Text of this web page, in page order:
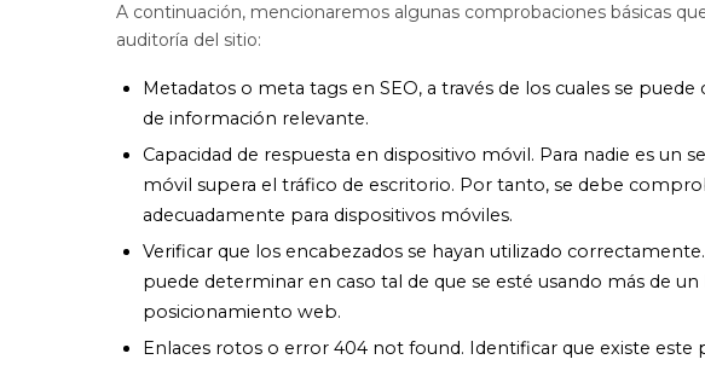
A continuación, mencionaremos algunas comprobaciones básicas
auditoría del sitio:
Metadatos o meta tags en SEO, a través de los cuales se
de información relevante.
Capacidad de respuesta en dispositivo móvil. Para nadie es un
móvil supera el tráfico de escritorio. Por tanto, se debe
adecuadamente para dispositivos móviles.
Verificar que los encabezados se hayan utilizado
puede determinar en caso tal de que se esté usando más de un
posicionamiento web.
Enlaces rotos o error 404 not found. Identificar que existe este